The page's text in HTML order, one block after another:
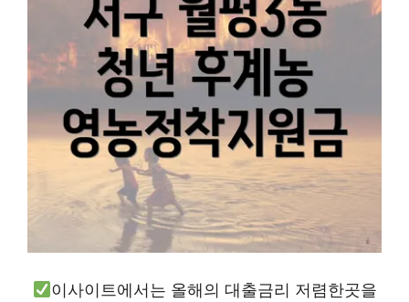
이사이트에서는 올해의 대출금리 저렴한곳을